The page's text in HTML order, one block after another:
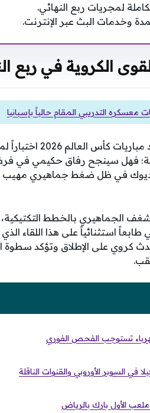
لمجريات ربع النهائي.
وخدمات البث عبر الإنترنت.
الكروية في ربع
معسكره التدريبي المقام حالياً بإسبانيا
تمثل هذه الموقعة
فهل سينجح رفاق حكيمي في
في ظل ضغط جماهيري مهيب
الجماهيري بالخطط
استثنائياً على هذا اللقاء
كروي على الإطلاق وتؤكد سطوة
السوبر الأوروبي والقنوات الناقلة
ملعب الأول بارك بالرياض